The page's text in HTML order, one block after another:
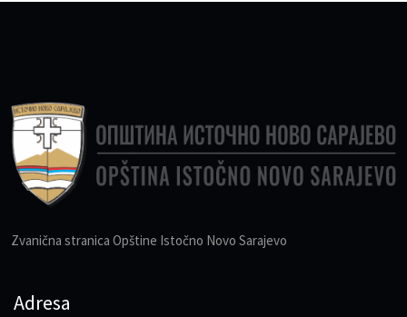
Zvanična stranica Opštine Istočno Novo Sarajevo
Adresa